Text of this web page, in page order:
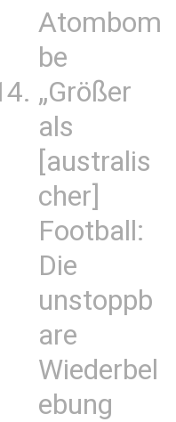
Atombom
be
„Größer
als
[australis
cher]
Football:
Die
unstoppb
are
Wiederbel
ebung